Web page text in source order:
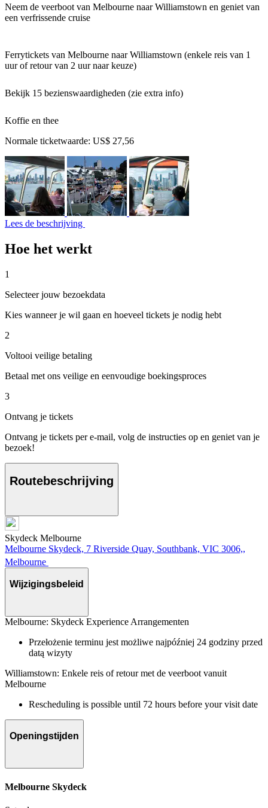
Neem de veerboot van Melbourne naar Williamstown en geniet van
een verfrissende cruise
Ferrytickets van Melbourne naar Williamstown (enkele reis van 1
uur of retour van 2 uur naar keuze)
Bekijk 15 bezienswaardigheden (zie extra info)
Koffie en thee
Normale ticketwaarde: US$ 27,56
Lees de beschrijving
Hoe het werkt
1
Selecteer jouw bezoekdata
Kies wanneer je wil gaan en hoeveel tickets je nodig hebt
2
Voltooi veilige betaling
Betaal met ons veilige en eenvoudige boekingsproces
3
Ontvang je tickets
Ontvang je tickets per e-mail, volg de instructies op en geniet van je
bezoek!
Routebeschrijving
Skydeck Melbourne
Melbourne Skydeck, 7 Riverside Quay, Southbank, VIC 3006,,
Melbourne
Wijzigingsbeleid
Melbourne: Skydeck Experience Arrangementen
Przełożenie terminu jest możliwe najpóźniej 24 godziny przed
datą wizyty
Williamstown: Enkele reis of retour met de veerboot vanuit
Melbourne
Rescheduling is possible until 72 hours before your visit date
Openingstijden
Melbourne Skydeck